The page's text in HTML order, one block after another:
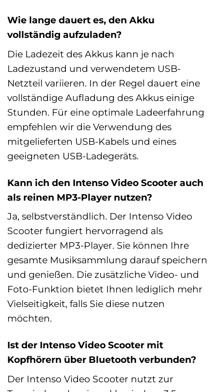
Wie lange dauert es, den Akku
vollständig aufzuladen?
Die Ladezeit des Akkus kann je nach
Ladezustand und verwendetem USB-
Netzteil variieren. In der Regel dauert eine
vollständige Aufladung des Akkus einige
Stunden. Für eine optimale Ladeerfahrung
empfehlen wir die Verwendung des
mitgelieferten USB-Kabels und eines
geeigneten USB-Ladegeräts.
Kann ich den Intenso Video Scooter auch
als reinen MP3-Player nutzen?
Ja, selbstverständlich. Der Intenso Video
Scooter fungiert hervorragend als
dedizierter MP3-Player. Sie können Ihre
gesamte Musiksammlung darauf speichern
und genießen. Die zusätzliche Video- und
Foto-Funktion bietet Ihnen lediglich mehr
Vielseitigkeit, falls Sie diese nutzen
möchten.
Ist der Intenso Video Scooter mit
Kopfhörern über Bluetooth verbunden?
Der Intenso Video Scooter nutzt zur